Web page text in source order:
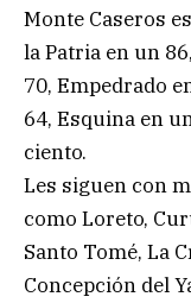
Monte Caseros
la Patria en un
70, Empedrado
64, Esquina en
ciento.
Les siguen con
como Loreto,
Santo Tomé, La
Concepción del